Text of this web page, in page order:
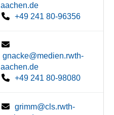
aachen.de
+49 241 80-96356
gnacke@medien.rwth-
aachen.de
+49 241 80-98080
grimm@cls.rwth-